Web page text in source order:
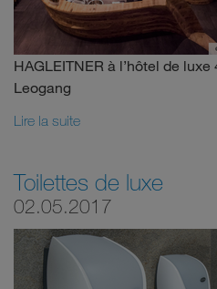
HAGLEITNER à l’hôtel de
Leogang
Lire la suite
Toilettes de luxe
02.05.2017